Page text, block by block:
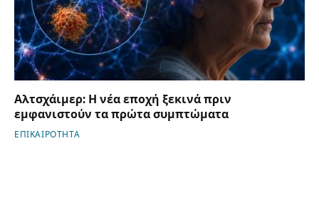
Αλτσχάιμερ: Η νέα εποχή ξεκινά πριν
εμφανιστούν τα πρώτα συμπτώματα
ΕΠΙΚΑΙΡΟΤΗΤΑ